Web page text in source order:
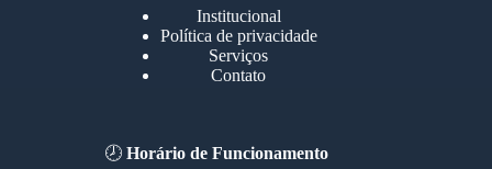
Institucional
Política de privacidade
Serviços
Contato
🕗Horário de Funcionamento